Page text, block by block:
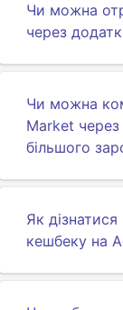
Чи можна
через
Чи можна
Market через
більшого
Як дізнатися
кешбеку на